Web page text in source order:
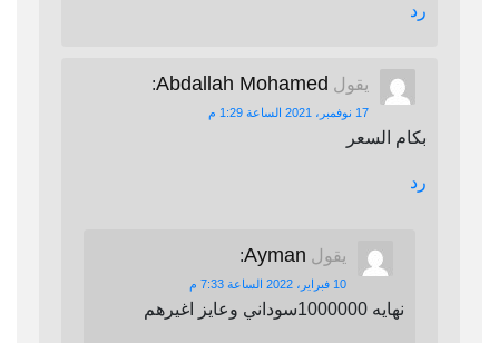
رد
يقول Abdallah Mohamed
:
17 نوفمبر، 2021 الساعة 1:29 م
بكام السعر
رد
يقول Ayman
:
10 فبراير، 2022 الساعة 7:33 م
نهايه 1000000سوداني وعايز اغيرهم